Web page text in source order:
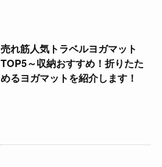
売れ筋人気トラベルヨガマット
TOP5～収納おすすめ！折りたた
めるヨガマットを紹介します！